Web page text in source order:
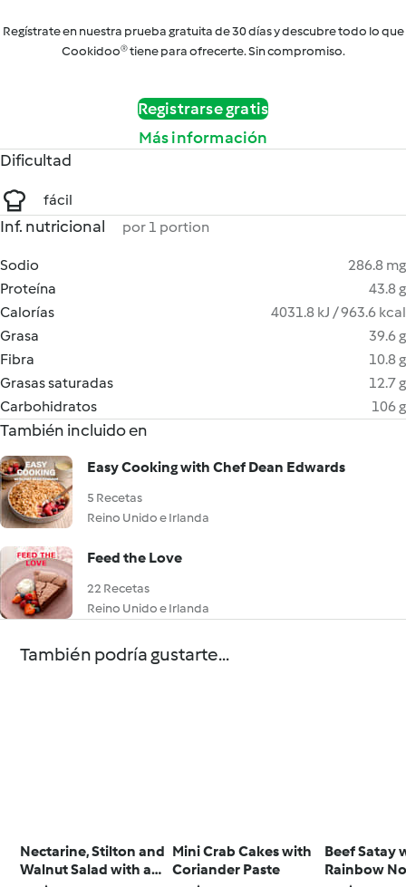
Regístrate en nuestra prueba gratuita de 30 días y descubre todo lo que
Cookidoo® tiene para ofrecerte. Sin compromiso.
Registrarse gratis
Más información
Dificultad
fácil
Inf. nutricional por 1 portion
Sodio
286.8 mg
Proteína
43.8 g
Calorías
4031.8 kJ / 963.6 kcal
Grasa
39.6 g
Fibra
10.8 g
Grasas saturadas
12.7 g
Carbohidratos
106 g
También incluido en
Easy Cooking with Chef Dean Edwards
5 Recetas
Reino Unido e Irlanda
Feed the Love
22 Recetas
Reino Unido e Irlanda
También podría gustarte...
Nectarine, Stilton and
Walnut Salad with a
Mini Crab Cakes with
Coriander Paste
Beef Satay
Rainbow